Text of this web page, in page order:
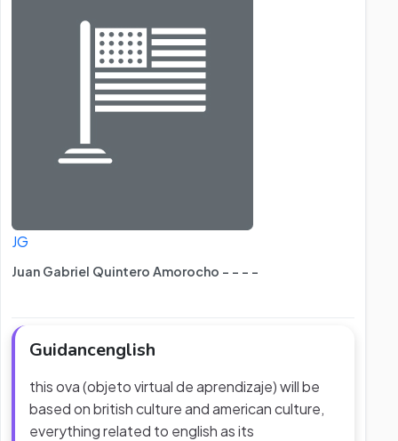
JG
Juan Gabriel Quintero Amorocho - - - -
Guidancenglish
this ova (objeto virtual de aprendizaje) will be
based on british culture and american culture,
everything related to english as its